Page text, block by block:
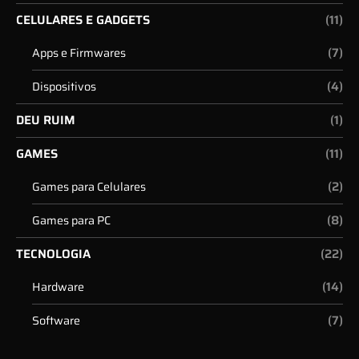
CELULARES E GADGETS (11)
Apps e Firmwares (7)
Dispositivos
(4)
DEU RUIM
(1)
GAMES
(11)
Games para Celulares (2)
Games para PC
(8)
TECNOLOGIA
(22)
Hardware (14)
Software (7)